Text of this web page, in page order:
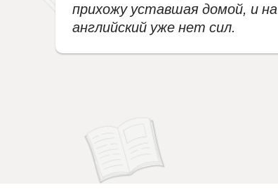
прихожу уставшая домой, и на
английский уже нет сил.